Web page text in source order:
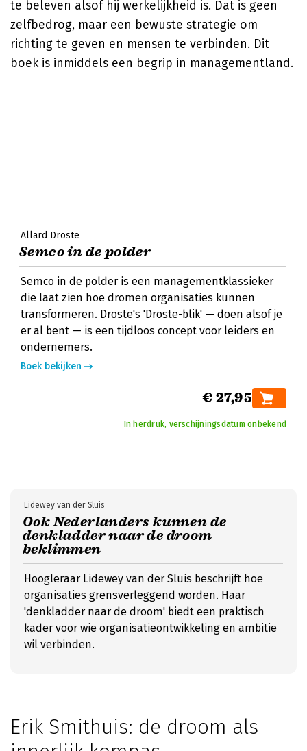
te beleven alsof hij werkelijkheid is. Dat is geen
zelfbedrog, maar een bewuste strategie om
richting te geven en mensen te verbinden. Dit
boek is inmiddels een begrip in managementland.
Allard Droste
Semco in de polder
Semco in de polder is een managementklassieker
die laat zien hoe dromen organisaties kunnen
transformeren. Droste's 'Droste-blik' — doen alsof je
er al bent — is een tijdloos concept voor leiders en
ondernemers.
Boek bekijken
€ 27,95
In herdruk, verschijningsdatum onbekend
Ook Nederlanders kunnen de
denkladder naar de droom
beklimmen
Lidewey van der Sluis
Hoogleraar Lidewey van der Sluis beschrijft hoe
organisaties grensverleggend worden. Haar
'denkladder naar de droom' biedt een praktisch
kader voor wie organisatieontwikkeling en ambitie
wil verbinden.
Erik Smithuis: de droom als